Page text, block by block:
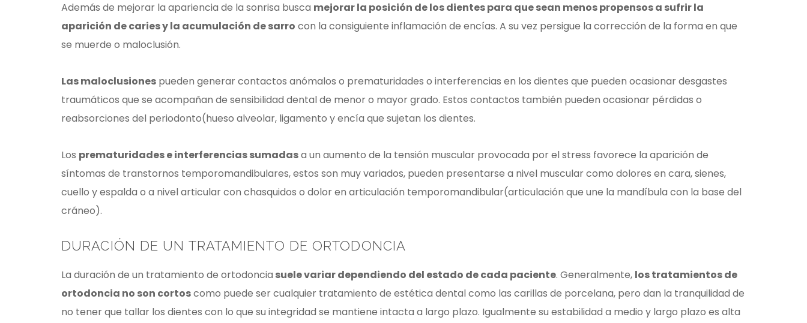
Además de mejorar la apariencia de la sonrisa busca mejorar la posición de los dientes para que sean menos propensos a sufrir la
aparición de caries y la acumulación de sarro con la consiguiente inflamación de encías. A su vez persigue la corrección de la forma en que
se muerde o maloclusión.
Las maloclusiones pueden generar contactos anómalos o prematuridades o interferencias en los dientes que pueden ocasionar desgastes
traumáticos que se acompañan de sensibilidad dental de menor o mayor grado. Estos contactos también pueden ocasionar pérdidas o
reabsorciones del periodonto(hueso alveolar, ligamento y encía que sujetan los dientes.
Los prematuridades e interferencias sumadasa un aumento de la tensión muscular provocada por el stress favorece la aparición de
síntomas de transtornos temporomandibulares, estos son muy variados, pueden presentarse a nivel muscular como dolores en cara, sienes,
cuello y espalda o a nivel articular con chasquidos o dolor en articulación temporomandibular(articulación que une la mandíbula con la base del
cráneo).
DURACIÓN DE UN TRATAMIENTO DE ORTODONCIA
La duración de un tratamiento de ortodoncia suele variar dependiendo del estado de cada paciente. Generalmente, los tratamientos de
ortodoncia no son cortoscomo puede ser cualquier tratamiento de estética dental como las carillas de porcelana, pero dan la tranquilidad de
no tener que tallar los dientes con lo que su integridad se mantiene intacta a largo plazo. Igualmente su estabilidad a medio y largo plazo es alta